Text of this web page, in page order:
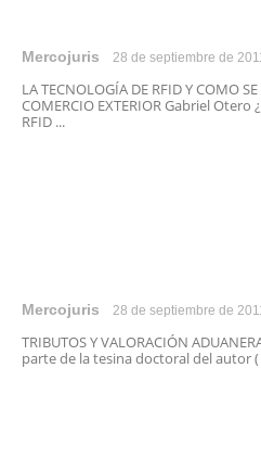
Mercojuris 28 de septiembre de
LA TECNOLOGÍA DE RFID Y COMO
COMERCIO EXTERIOR Gabriel
RFID ...
Mercojuris 28 de septiembre de
TRIBUTOS Y VALORACIÓN
parte de la tesina doctoral del autor